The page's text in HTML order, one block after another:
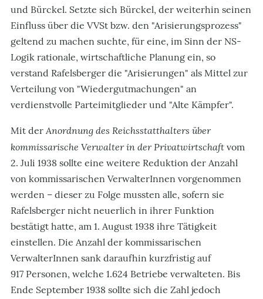
und Bürckel. Setzte sich Bürckel, der weiterhin seinen
Einfluss über die VVSt bzw. den "Arisierungsprozess"
geltend zu machen suchte, für eine, im Sinn der NS-
Logik rationale, wirtschaftliche Planung ein, so
verstand Rafelsberger die "Arisierungen" als Mittel zur
Verteilung von "Wiedergutmachungen" an
verdienstvolle Parteimitglieder und "Alte Kämpfer".
Mit derAnordnung des Reichsstatthalters über
kommissarische Verwalter in der Privatwirtschaft vom
2. Juli 1938 sollte eine weitere Reduktion der Anzahl
von kommissarischen VerwalterInnen vorgenommen
werden – dieser zu Folge mussten alle, sofern sie
Rafelsberger nicht neuerlich in ihrer Funktion
bestätigt hatte, am 1. August 1938 ihre Tätigkeit
einstellen. Die Anzahl der kommissarischen
VerwalterInnen sank daraufhin kurzfristig auf
917 Personen, welche 1.624 Betriebe verwalteten. Bis
Ende September 1938 sollte sich die Zahl jedoch